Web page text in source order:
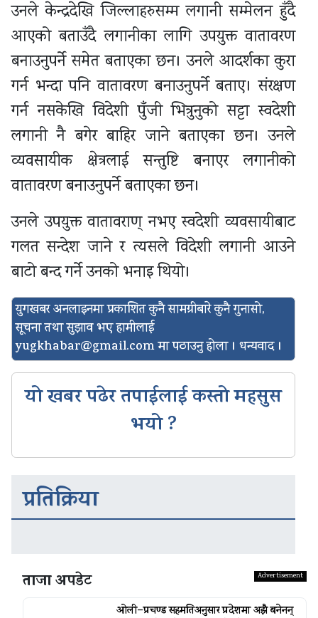
उनले केन्द्रदेखि जिल्लाहरुसम्म लगानी सम्मेलन हुँदै
आएको बताउँदै लगानीका लागि उपयुक्त वातावरण
बनाउनुपर्ने समेत बताएका छन। उनले आदर्शका कुरा
गर्न भन्दा पनि वातावरण बनाउनुपर्ने बताए। संरक्षण
गर्न नसकेखि विदेशी पुँजी भित्रुनुको सट्टा स्वदेशी
लगानी नै बगेर बाहिर जाने बताएका छन। उनले
व्यवसायीक क्षेत्रलाई सन्तुष्टि बनाएर लगानीको
वातावरण बनाउनुपर्ने बताएका छन।
उनले उपयुक्त वातावराण् नभए स्वदेशी व्यवसायीबाट
गलत सन्देश जाने र त्यसले विदेशी लगानी आउने
बाटो बन्द गर्ने उनको भनाइ थियो।
युगखबर अनलाइनमा प्रकाशित कुनै सामग्रीबारे कुनै गुनासो,
सूचना तथा सुझाव भए हामीलाई
yugkhabar@gmail.comमा पठाउनु होला । धन्यवाद ।
यो खबर पढेर तपाईलाई कस्तो महसुस
भयो ?
प्रतिक्रिया
ताजा अपडेट
ओली–प्रचण्ड सहमतिअनुसार प्रदेशमा अझै बनेनन्